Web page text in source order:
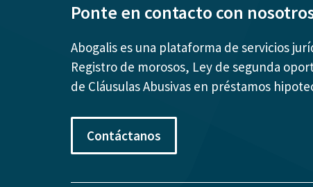
Ponte en contacto con
Abogalis es una plataforma de servicios
Registro de morosos, Ley de segunda
de Cláusulas Abusivas en préstamos
Contáctanos